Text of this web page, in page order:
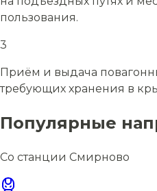
пользования.
3
Приём и выдача
требующих хранения в
Популярные
Со станции Смирново